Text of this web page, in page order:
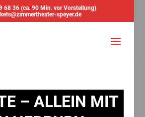
68 36 (ca. 90 Min. vor Vorstellung)
speyer.de
– ALLEIN MIT